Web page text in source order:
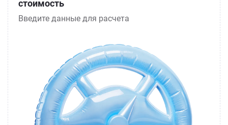
стоимость
Введите данные для расчета